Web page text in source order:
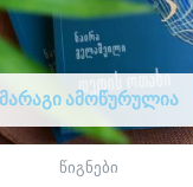
ᲛᲐᲠᲐᲒᲘ ᲐᲛᲝᲬᲣᲠᲣᲚᲘᲐ
წიგნები